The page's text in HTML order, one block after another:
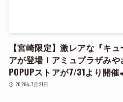
【宮崎限定】激レアな『キ
アが登場！アミュプラザみ
POPUPストアが7/31より開催
2026年7月21日